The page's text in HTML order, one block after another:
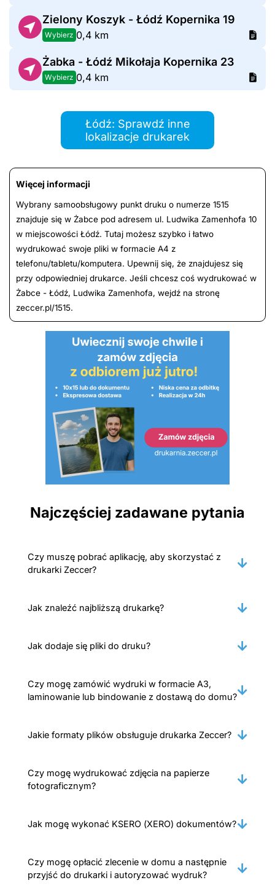
Zielony Koszyk - Łódź Kopernika 19
Wybierz 0,4 km
Żabka - Łódź Mikołaja Kopernika 23
Wybierz 0,4 km
Łódź: Sprawdź inne
lokalizacje drukarek
Więcej informacji
Wybrany samoobsługowy punkt druku o numerze 1515
znajduje się w Żabce pod adresem ul. Ludwika Zamenhofa 10
w miejscowości Łódź. Tutaj możesz szybko i łatwo
wydrukować swoje pliki w formacie A4 z
telefonu/tabletu/komputera. Upewnij się, że znajdujesz się
przy odpowiedniej drukarce. Jeśli chcesz coś wydrukować w
Żabce - Łódź, Ludwika Zamenhofa, wejdź na stronę
zeccer.pl/1515.
Najczęściej zadawane pytania
Czy muszę pobrać aplikację, aby skorzystać z
drukarki Zeccer?
Jak znaleźć najbliższą drukarkę?
Jak dodaje się pliki do druku?
Czy mogę zamówić wydruki w formacie A3,
laminowanie lub bindowanie z dostawą do domu?
Jakie formaty plików obsługuje drukarka Zeccer?
Czy mogę wydrukować zdjęcia na papierze
fotograficznym?
Jak mogę wykonać KSERO (XERO) dokumentów?
Czy mogę opłacić zlecenie w domu a następnie
przyjść do drukarki i autoryzować wydruk?